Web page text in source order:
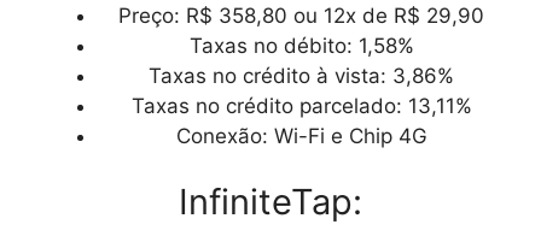
Preço: R$ 358,80 ou 12x de R$ 29,90
Taxas no débito: 1,58%
Taxas no crédito à vista: 3,86%
Taxas no crédito parcelado: 13,11%
Conexão: Wi-Fi e Chip 4G
InfiniteTap: